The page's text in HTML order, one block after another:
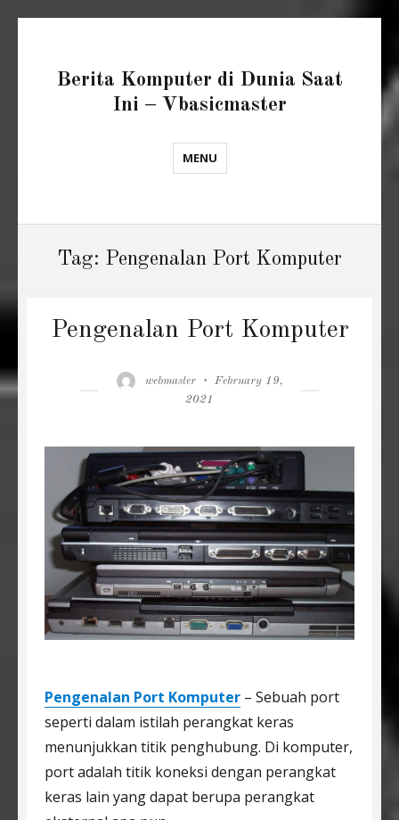
Berita Komputer di Dunia Saat
Ini – Vbasicmaster
MENU
Tag: Pengenalan Port Komputer
Pengenalan Port Komputer
Author
webmaster
Posted
February 19,
2021
Pengenalan Port Komputer – Sebuah port
seperti dalam istilah perangkat keras
menunjukkan titik penghubung. Di komputer,
port adalah titik koneksi dengan perangkat
keras lain yang dapat berupa perangkat